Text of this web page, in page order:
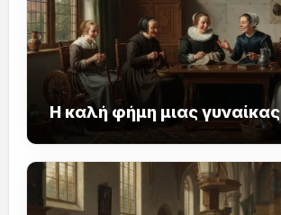
Η καλή φήμη μιας γυναίκας